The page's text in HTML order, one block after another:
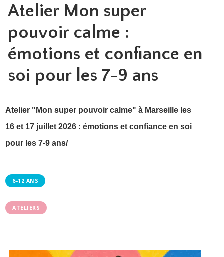
Atelier Mon super
pouvoir calme :
émotions et confiance en
soi pour les 7-9 ans
Atelier "Mon super pouvoir calme" à Marseille les
16 et 17 juillet 2026 : émotions et confiance en soi
pour les 7-9 ans/
6-12 ANS
ATELIERS